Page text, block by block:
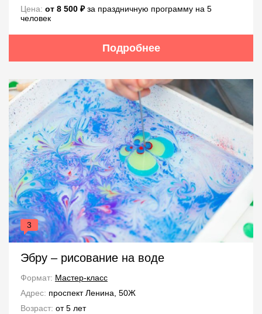
Цена: от 8 500 ₽за праздничную программу на 5
человек
Подробнее
3
Эбру – рисование на воде
Формат: Мастер-класс
Адрес: проспект Ленина, 50Ж
Возраст: от 5 лет